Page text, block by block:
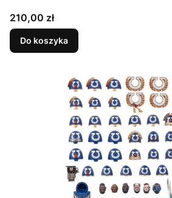
Cena
210,00 zł
Do koszyka